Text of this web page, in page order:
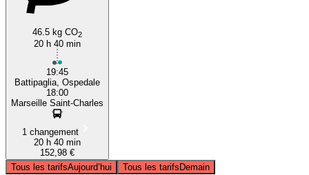
46.5 kg CO2
20 h 40 min
19:45
Battipaglia, Ospedale
18:00
Marseille Saint-Charles
1 changement
20 h 40 min
152,98 €
Tous les tarifsAujourd’hui Tous les tarifsDemain